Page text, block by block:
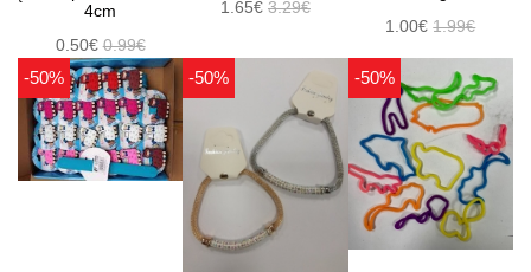
4cm
0.50€0.99€
1.65€ 3.29€
1.00€1.99€
-50% -50% -50%